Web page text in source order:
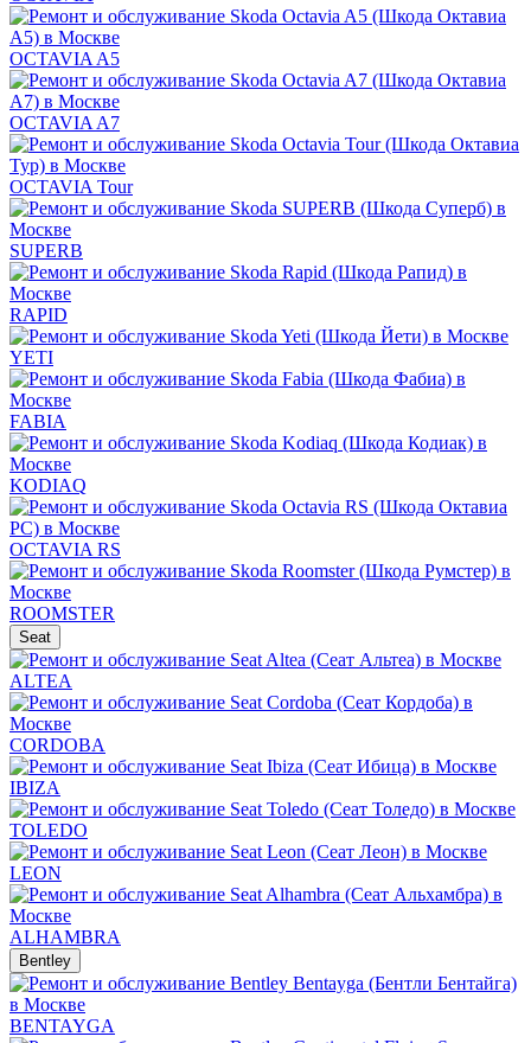
OCTAVIA A5
OCTAVIA A7
OCTAVIA Tour
SUPERB
RAPID
YETI
FABIA
KODIAQ
OCTAVIA RS
ROOMSTER
Seat
ALTEA
CORDOBA
IBIZA
TOLEDO
LEON
ALHAMBRA
Bentley
BENTAYGA